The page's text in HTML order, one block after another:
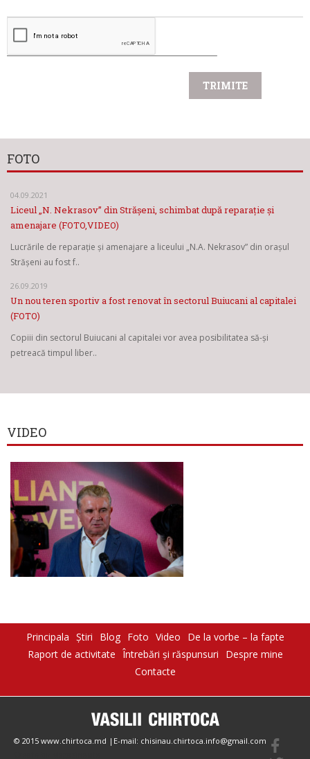
FOTO
04.09.2021
Liceul „N. Nekrasov” din Strășeni, schimbat după reparație și
amenajare (FOTO,VIDEO)
Lucrările de reparație și amenajare a liceului „N.A. Nekrasov” din orașul
Strășeni au fost f..
26.09.2019
Un nou teren sportiv a fost renovat în sectorul Buiucani al capitalei
(FOTO)
Copiii din sectorul Buiucani al capitalei vor avea posibilitatea să-și
petreacă timpul liber..
VIDEO
Principala Știri Blog Foto Video
De la vorbe – la fapte
Raport de activitate Întrebări şi răspunsuri
Despre mine
Contacte
© 2015 www.chirtoca.md |E-mail: chisinau.chirtoca.info@gmail.com